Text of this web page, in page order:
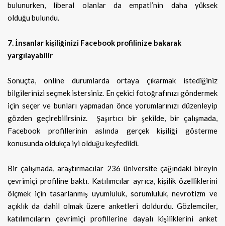
bulunurken, liberal olanlar da empati’nin daha yüksek
olduğu bulundu.
7. İnsanlar kişiliğinizi Facebook profilinize bakarak
yargılayabilir
Sonuçta, online durumlarda ortaya çıkarmak istediğiniz
bilgilerinizi seçmek istersiniz. En çekici fotoğrafınızı göndermek
için seçer ve bunları yapmadan önce yorumlarınızı düzenleyip
gözden geçirebilirsiniz. Şaşırtıcı bir şekilde, bir çalışmada,
Facebook profillerinin aslında gerçek kişiliği gösterme
konusunda oldukça iyi olduğu keşfedildi.
Bir çalışmada, araştırmacılar 236 üniversite çağındaki bireyin
çevrimiçi profiline baktı. Katılımcılar ayrıca, kişilik özelliklerini
ölçmek için tasarlanmış uyumluluk, sorumluluk, nevrotizm ve
açıklık da dahil olmak üzere anketleri doldurdu. Gözlemciler,
katılımcıların çevrimiçi profillerine dayalı kişiliklerini anket